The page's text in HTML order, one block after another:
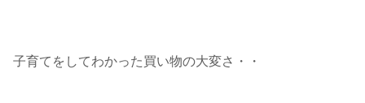
子育てをしてわかった買い物の大変さ・・